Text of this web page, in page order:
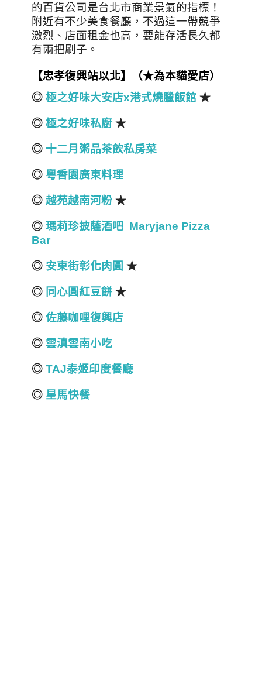
的百貨公司是台北市商業景氣的指標！
附近有不少美食餐廳，不過這一帶競爭
激烈 、 店面租金也高，要能存活長久都
有兩把刷子。
【忠孝復興站以北】（★為本貓愛店）
◎ 極之好味大安店x港式燒臘飯館 ★
◎ 極之好味私廚 ★
◎ 十二月粥品茶飲私房菜
◎ 粵香園廣東料理
◎ 越苑越南河粉 ★
◎ 瑪莉珍披薩酒吧 Maryjane Pizza
Bar
◎ 安東街彰化肉圓 ★
◎ 同心圓紅豆餅 ★
◎ 佐藤咖哩復興店
◎ 雲滇雲南小吃
◎ TAJ泰姬印度餐廳
◎ 星馬快餐